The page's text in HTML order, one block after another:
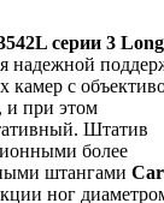
серии 3 Long
надежной
камер с
и при этом
Штатив
более
штангами
ног